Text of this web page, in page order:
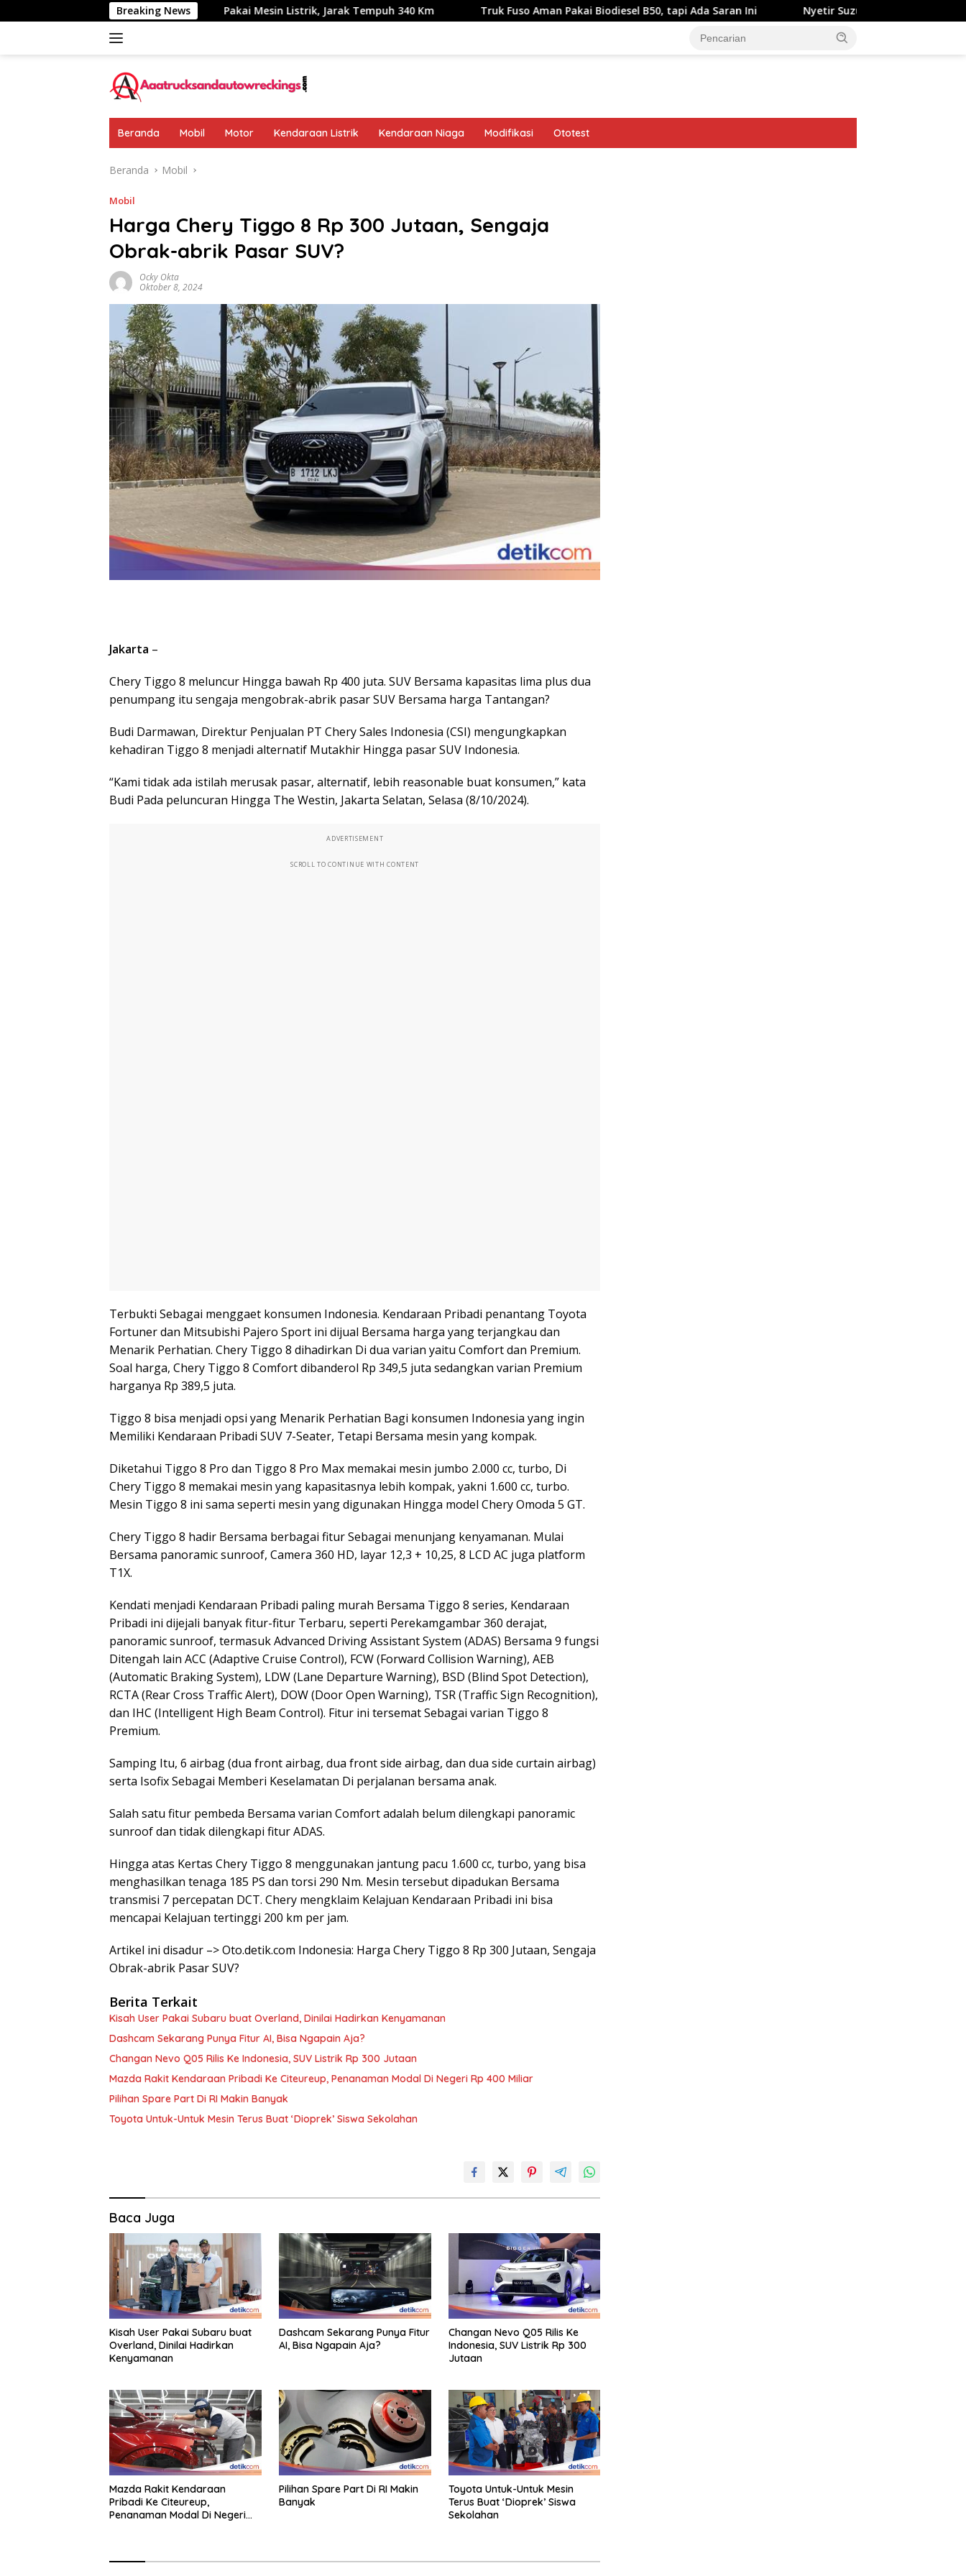
ke
Breaking News
Pakai Mesin Listrik, Jarak Tempuh 340 Km Truk Fuso Aman Pakai Biodiesel B50, tapi Ada Saran Ini Nyetir Suzuki XL7 Facelift Kini Lebih Damai
Beranda Mobil Motor Kendaraan Listrik Kendaraan Niaga Modifikasi Ototest
Beranda Mobil
Mobil
Harga Chery Tiggo 8 Rp 300 Jutaan, Sengaja
Obrak-abrik Pasar SUV?
Ocky Okta
Oktober 8, 2024
Jakarta –
Chery Tiggo 8 meluncur Hingga bawah Rp 400 juta. SUV Bersama kapasitas lima plus dua
penumpang itu sengaja mengobrak-abrik pasar SUV Bersama harga Tantangan?
Budi Darmawan, Direktur Penjualan PT Chery Sales Indonesia (CSI) mengungkapkan
kehadiran Tiggo 8 menjadi alternatif Mutakhir Hingga pasar SUV Indonesia.
“Kami tidak ada istilah merusak pasar, alternatif, lebih reasonable buat konsumen,” kata
Budi Pada peluncuran Hingga The Westin, Jakarta Selatan, Selasa (8/10/2024).
ADVERTISEMENT
SCROLL TO CONTINUE WITH CONTENT
Terbukti Sebagai menggaet konsumen Indonesia. Kendaraan Pribadi penantang Toyota
Fortuner dan Mitsubishi Pajero Sport ini dijual Bersama harga yang terjangkau dan
Menarik Perhatian. Chery Tiggo 8 dihadirkan Di dua varian yaitu Comfort dan Premium.
Soal harga, Chery Tiggo 8 Comfort dibanderol Rp 349,5 juta sedangkan varian Premium
harganya Rp 389,5 juta.
Tiggo 8 bisa menjadi opsi yang Menarik Perhatian Bagi konsumen Indonesia yang ingin
Memiliki Kendaraan Pribadi SUV 7-Seater, Tetapi Bersama mesin yang kompak.
Diketahui Tiggo 8 Pro dan Tiggo 8 Pro Max memakai mesin jumbo 2.000 cc, turbo, Di
Chery Tiggo 8 memakai mesin yang kapasitasnya lebih kompak, yakni 1.600 cc, turbo.
Mesin Tiggo 8 ini sama seperti mesin yang digunakan Hingga model Chery Omoda 5 GT.
Chery Tiggo 8 hadir Bersama berbagai fitur Sebagai menunjang kenyamanan. Mulai
Bersama panoramic sunroof, Camera 360 HD, layar 12,3 + 10,25, 8 LCD AC juga platform
T1X.
Kendati menjadi Kendaraan Pribadi paling murah Bersama Tiggo 8 series, Kendaraan
Pribadi ini dijejali banyak fitur-fitur Terbaru, seperti Perekamgambar 360 derajat,
panoramic sunroof, termasuk Advanced Driving Assistant System (ADAS) Bersama 9 fungsi
Ditengah lain ACC (Adaptive Cruise Control), FCW (Forward Collision Warning), AEB
(Automatic Braking System), LDW (Lane Departure Warning), BSD (Blind Spot Detection),
RCTA (Rear Cross Traffic Alert), DOW (Door Open Warning), TSR (Traffic Sign Recognition),
dan IHC (Intelligent High Beam Control). Fitur ini tersemat Sebagai varian Tiggo 8
Premium.
Samping Itu, 6 airbag (dua front airbag, dua front side airbag, dan dua side curtain airbag)
serta Isofix Sebagai Memberi Keselamatan Di perjalanan bersama anak.
Salah satu fitur pembeda Bersama varian Comfort adalah belum dilengkapi panoramic
sunroof dan tidak dilengkapi fitur ADAS.
Hingga atas Kertas Chery Tiggo 8 menggunakan jantung pacu 1.600 cc, turbo, yang bisa
menghasilkan tenaga 185 PS dan torsi 290 Nm. Mesin tersebut dipadukan Bersama
transmisi 7 percepatan DCT. Chery mengklaim Kelajuan Kendaraan Pribadi ini bisa
mencapai Kelajuan tertinggi 200 km per jam.
Artikel ini disadur –> Oto.detik.com Indonesia: Harga Chery Tiggo 8 Rp 300 Jutaan, Sengaja
Obrak-abrik Pasar SUV?
Berita Terkait
Kisah User Pakai Subaru buat Overland, Dinilai Hadirkan Kenyamanan
Dashcam Sekarang Punya Fitur AI, Bisa Ngapain Aja?
Changan Nevo Q05 Rilis Ke Indonesia, SUV Listrik Rp 300 Jutaan
Mazda Rakit Kendaraan Pribadi Ke Citeureup, Penanaman Modal Di Negeri Rp 400 Miliar
Pilihan Spare Part Di RI Makin Banyak
Toyota Untuk-Untuk Mesin Terus Buat ‘Dioprek’ Siswa Sekolahan
Baca Juga
Kisah User Pakai Subaru buat
Overland, Dinilai Hadirkan
Kenyamanan
Dashcam Sekarang Punya Fitur
AI, Bisa Ngapain Aja?
Changan Nevo Q05 Rilis Ke
Indonesia, SUV Listrik Rp 300
Jutaan
Mazda Rakit Kendaraan
Pribadi Ke Citeureup,
Penanaman Modal Di Negeri
Pilihan Spare Part Di RI Makin
Banyak
Toyota Untuk-Untuk Mesin
Terus Buat ‘Dioprek’ Siswa
Sekolahan